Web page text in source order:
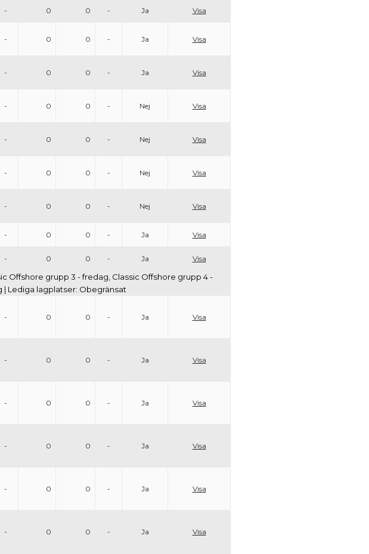
- 0 0 - Ja Visa
- 0 0 - Ja Visa
- 0 0 - Ja Visa
- 0 0 - Nej Visa
- 0 0 - Nej Visa
- 0 0 - Nej Visa
- 0 0 - Nej Visa
- 0 0 - Ja Visa
- 0 0 - Ja Visa
Offshore grupp 3 - fredag, Classic Offshore grupp 4 -
| Lediga lagplatser: Obegränsat
- 0 0 - Ja Visa
- 0 0 - Ja Visa
- 0 0 - Ja Visa
- 0 0 - Ja Visa
- 0 0 - Ja Visa
- 0 0 - Ja Visa